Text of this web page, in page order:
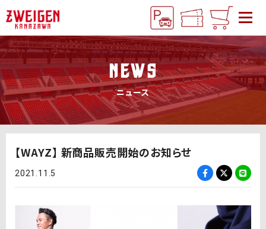
NEWS
ニュース
【WAYZ】 新商品販売開始のお知らせ
2021.11.5